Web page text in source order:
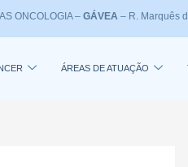
ONCOLOGIA –GÁVEA– R. Marquês
ÁREAS DE ATUAÇÃO